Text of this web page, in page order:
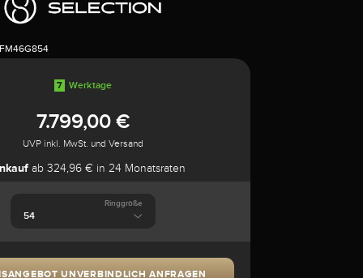
7 Werktage
7.799,00 €
UVP inkl. MwSt. und Versand
ab 324,96 € in 24 Monatsraten
Ringgröße
UNVERBINDLICH ANFRAGEN